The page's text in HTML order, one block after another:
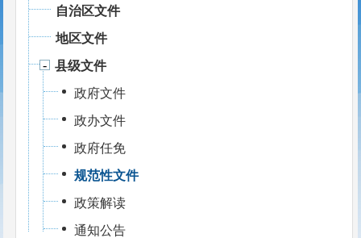
自治区文件
地区文件
县级文件
政府文件
政办文件
政府任免
规范性文件
政策解读
通知公告